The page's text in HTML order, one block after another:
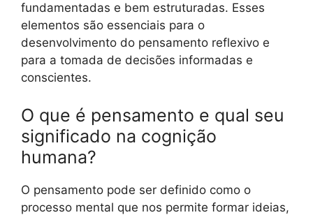
fundamentadas e bem estruturadas. Esses
elementos são essenciais para o
desenvolvimento do pensamento reflexivo e
para a tomada de decisões informadas e
conscientes.
O que é pensamento e qual seu
significado na cognição
humana?
O pensamento pode ser definido como o
processo mental que nos permite formar ideias,